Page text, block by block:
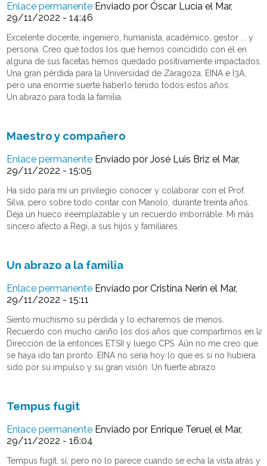
Enlace permanente Enviado porÓscar Lucía el Mar,
29/11/2022 - 14:46
Excelente docente, ingeniero, humanista, académico, gestor ... y
persona. Creo que todos los que hemos coincidido con él en
alguna de sus facetas hemos quedado positivamente impactados.
Una gran pérdida para la Universidad de Zaragoza, EINA e I3A,
pero una enorme suerte haberlo tenido todos estos años.
Un abrazo para toda la familia.
Maestro y compañero
Enlace permanente Enviado porJosé Luis Briz el Mar,
29/11/2022 - 15:05
Ha sido para mi un privilegio conocer y colaborar con el Prof.
Silva, pero sobre todo contar con Manolo, durante treinta años.
Deja un hueco ireemplazable y un recuerdo imborrable. Mi más
sincero afecto a Regi, a sus hijos y familiares.
Un abrazo a la familia
Enlace permanente Enviado porCristina Nerin el Mar,
29/11/2022 - 15:11
Siento muchísmo su pérdida y lo echaremos de menos.
Recuerdo con mucho cariño los dos años que compartimos en la
Dirección de la entonces ETSII y luego CPS. Aün no me creo que
se haya ido tan pronto. EINA no seria hoy lo que es si no hubiera
sido por su impulso y su gran visión. Un fuerte abrazo
Tempus fugit
Enlace permanente Enviado por Enrique Teruel el Mar,
29/11/2022 - 16:04
Tempus fugit, sí, pero no lo parece cuando se echa la vista atrás y